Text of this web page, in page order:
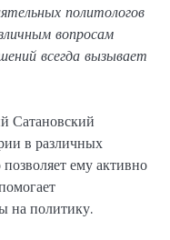
политологов
вопросам
всегда вызывает
Сатановский
в различных
ему активно
на политику.